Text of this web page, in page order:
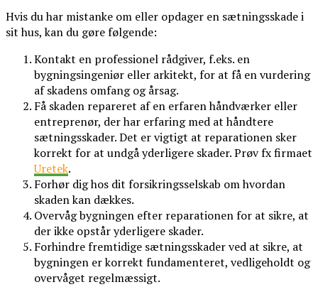
Hvis du har mistanke om eller opdager en sætningsskade i
sit hus, kan du gøre følgende:
Kontakt en professionel rådgiver, f.eks. en
bygningsingeniør eller arkitekt, for at få en vurdering
af skadens omfang og årsag.
Få skaden repareret af en erfaren håndværker eller
entreprenør, der har erfaring med at håndtere
sætningsskader. Det er vigtigt at reparationen sker
korrekt for at undgå yderligere skader. Prøv fx firmaet
Uretek.
Forhør dig hos dit forsikringsselskab om hvordan
skaden kan dækkes.
Overvåg bygningen efter reparationen for at sikre, at
der ikke opstår yderligere skader.
Forhindre fremtidige sætningsskader ved at sikre, at
bygningen er korrekt fundamenteret, vedligeholdt og
overvåget regelmæssigt.